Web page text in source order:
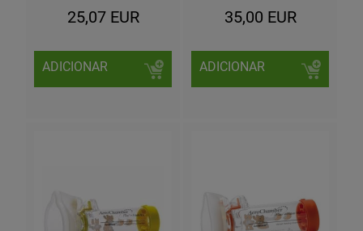
25,07 EUR
ADICIONAR
35,00 EUR
ADICIONAR